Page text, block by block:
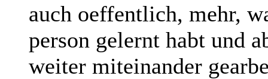
auch oeffentlich, mehr,
person gelernt habt und
weiter miteinander